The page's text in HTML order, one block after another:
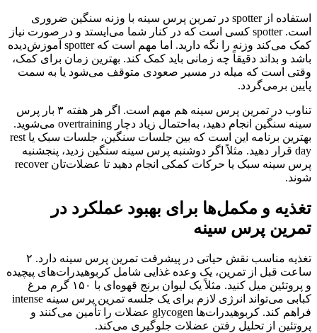
استفاده از spotter در تمرین پرس سینه با وزنه سنگین ضروری
است. spotter کسی است که در کنار شما می‌ایستد و در صورت نیاز
کمک می‌کند وزنه را نگه دارید. اما مهم است که spotter آموزش‌دیده
باشد و بداند دقیقاً چه زمانی باید کمک کند. بهترین زمان برای کمک،
وقتی است که میله در مسیر صعودی متوقف می‌شود یا به سمت
پایین برمی‌گردد.
تناوب در تمرین پرس سینه هم مهم است. اگر هر هفته ۳ بار پرس
سینه سنگین انجام دهید، به‌احتمال زیاد دچار overtraining می‌شوید.
بهترین برنامه این است که بین جلسات سنگین، جلسات سبک یا rest
day قرار دهید. مثلاً اگر دوشنبه پرس سینه سنگین زدید، پنجشنبه
پرس سینه سبک یا حرکات کمکی انجام دهید تا عضلات‌تان recover
شوند.
تغذیه و مکمل‌ها برای بهبود عملکرد در
تمرین پرس سینه
تغذیه مناسب نقش حیاتی در پیشرفت تمرین پرس سینه دارد. ۲
ساعت قبل از تمرین، یک وعده غذایی شامل کربوهیدرات‌های پیچیده
و پروتئین میل کنید. مثلاً یک لیوان برنج قهوه‌ای با ۱۵۰ گرم مرغ
کبابی می‌تواند انرژی لازم برای یک جلسه تمرین پرس سینه intense
فراهم کند. کربوهیدرات‌ها glycogen عضلات را تأمین می‌کنند و
پروتئین از تحلیل رفتن عضلات جلوگیری می‌کند.